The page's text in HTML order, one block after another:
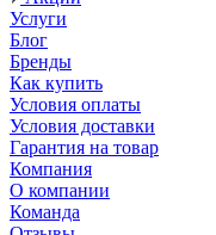
Услуги
Блог
Бренды
Как купить
Условия оплаты
Условия доставки
Гарантия на товар
Компания
О компании
Команда